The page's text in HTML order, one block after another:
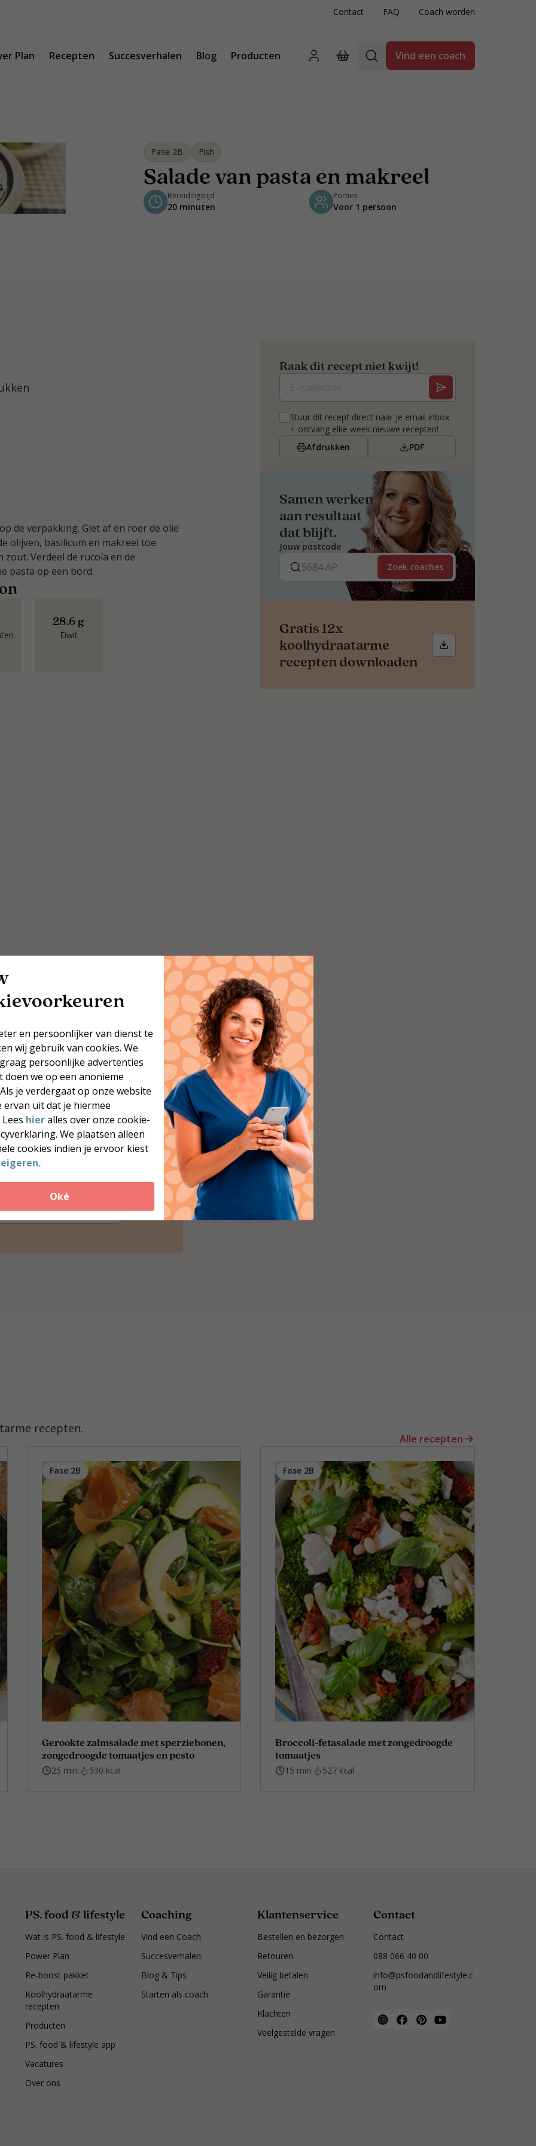
en persoonlijker van dienst te
wij gebruik van cookies. We
persoonlijke advertenties
doen we op een anonieme
je verdergaat op onze website
ervan uit dat je hiermee
hieralles over onze cookie-
We plaatsen alleen
cookies indien je ervoor kiest
Oké
Contact FAQ Coach worden
Plan Recepten Succesverhalen Blog Producten Vind een coach
Fase 2B Fish
Salade van pasta en makreel
Bereidingstijd
20 minuten
Porties
Voor 1 persoon
de verpakking. Giet af en roer de olie
olijven, basilicum en makreel toe.
Verdeel de rucola en de
pasta op een bord.
28.6 g
Eiwit
koolhydraatarme
je meer heerlijke,
recepten?
onze gratis brochure
12 inspirerende recepten voor
dag van de week.
12 geteste recepten
Inclusief voedingswaarden
Gratis downloaden
Raak dit recept niet kwijt!
Stuur dit recept direct naar je email inbox
+ ontvang elke week nieuwe recepten!
Afdrukken
PDF
Samen werken
aan resultaat
dat blijft.
Jouw postcode
Zoek coaches
Gratis 12x
koolhydraatarme
recepten downloaden
recepten.
Alle recepten
Fase 2B
Gerookte zalmsalade met sperziebonen,
zongedroogde tomaatjes en pesto
25 min. 530 kcal
Fase 2B
Broccoli-fetasalade met zongedroogde
tomaatjes
15 min. 527 kcal
PS. food & lifestyle
Wat is PS. food & lifestyle
Power Plan
Re-boost pakket
Koolhydraatarme
recepten
Producten
PS. food & lifestyle app
Vacatures
Over ons
Coaching
Vind een Coach
Succesverhalen
Blog & Tips
Starten als coach
Klantenservice
Bestellen en bezorgen
Retouren
Veilig betalen
Garantie
Klachten
Veelgestelde vragen
Contact
Contact
088 066 40 00
info@psfoodandlifestyle.c
om